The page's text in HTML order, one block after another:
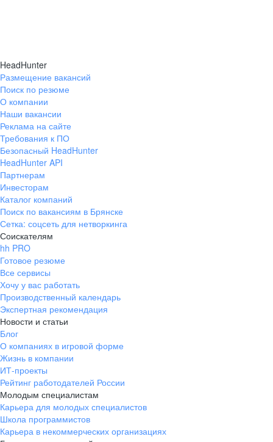
HeadHunter
Размещение вакансий
Поиск по резюме
О компании
Наши вакансии
Реклама на сайте
Требования к ПО
Безопасный HeadHunter
HeadHunter API
Партнерам
Инвесторам
Каталог компаний
Поиск по вакансиям в Брянске
Сетка: соцсеть для нетворкинга
Соискателям
hh PRO
Готовое резюме
Все сервисы
Хочу у вас работать
Производственный календарь
Экспертная рекомендация
Новости и статьи
Блог
О компаниях в игровой форме
Жизнь в компании
ИТ-проекты
Рейтинг работодателей России
Молодым специалистам
Карьера для молодых специалистов
Школа программистов
Карьера в некоммерческих организациях